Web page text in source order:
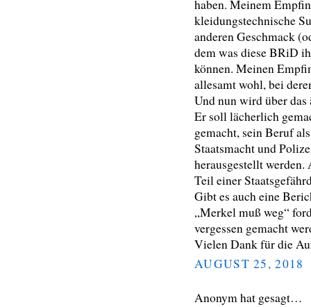
haben. Meinem
kleidungstechnische
anderen Geschmack
dem was diese BRiD
können. Meinen
allesamt wohl, bei
Und nun wird über
Er soll lächerlich
gemacht, sein Beruf
Staatsmacht und
herausgestellt
Teil einer
Gibt es auch eine
„Merkel muß weg“
vergessen gemacht
Vielen Dank für die
AUGUST 25, 2018
Anonym hat gesagt…